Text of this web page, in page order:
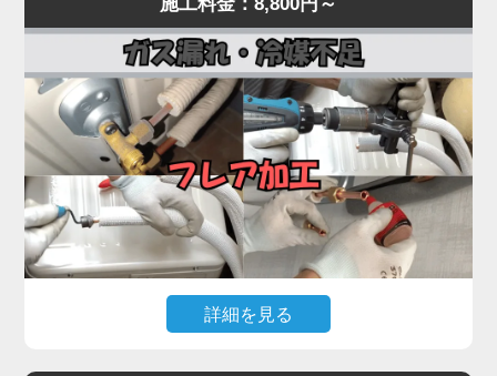
まで一貫対応。
最短即日対応で、内部の詰まりや劣化を根本から取
り除き、再発を防ぎます。
水漏れに気付いたら、お早めにプロの点検をご依頼
ください。
常が原因として考えられます。
経年劣化により、室外機内部のベアリングが摩耗し
てうなり音が出たり、ファン羽根に枯葉や異物が当
たって異音を発する事例も多く見られます。
「家電の達人」では、こうした異音・振動トラブル
に対して、室外機の分解点検・ファン羽根の調整・
モーター動作確認を行い、必要に応じて部品交換を
実施。
特にコンプレッサーから低い唸り音が継続する場合
は、内部の冷媒圧縮機構が故障している可能性があ
り、早期対応が重要です。
詳細を見る